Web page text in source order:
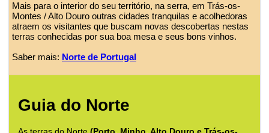
Mais para o interior do seu território, na serra, em Trás-os-
Montes / Alto Douro outras cidades tranquilas e acolhedoras
atraem os visitantes que buscam novas descobertas nestas
terras conhecidas por sua boa mesa e seus bons vinhos.
Saber mais: Norte de Portugal
Guia do Norte
As terras do Norte (Porto, Minho, Alto Douro e Trás-os-